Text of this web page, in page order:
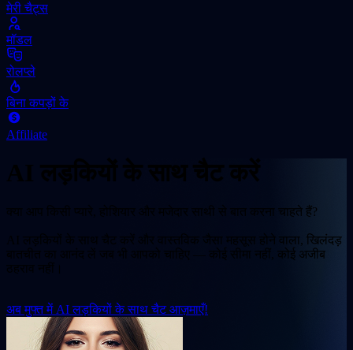
मेरी चैट्स
मॉडल
रोलप्ले
बिना कपड़ों के
Affiliate
AI लड़कियों के साथ चैट करें
क्या आप किसी प्यारे, होशियार और मजेदार साथी से बात करना चाहते हैं?
AI लड़कियों के साथ चैट करें और वास्तविक जैसा महसूस होने वाला, खिलंदड़
बातचीत का आनंद लें जब भी आपको चाहिए — कोई सीमा नहीं, कोई अजीब
अब मुफ्त में AI लड़कियों के साथ चैट आज़माएँ!